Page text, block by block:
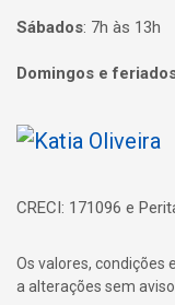
Sábados: 7h às 13h
Domingos e
Página inicial
CRECI: 171096 e
Os valores, condições
a alterações sem